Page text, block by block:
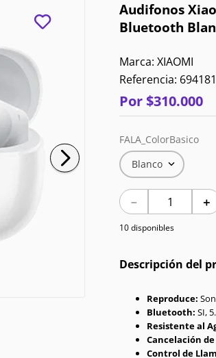
Audifonos
Bluetooth
XIAOMI
Referencia:
Por$310.000
FALA_ColorBasico
Blanco
＋
－
10 disponibles
Descripción del
Reproduce:
Bluetooth: SI,
Resistente al
Cancelación
Control de
S25 Ultra
8.
Audífonos